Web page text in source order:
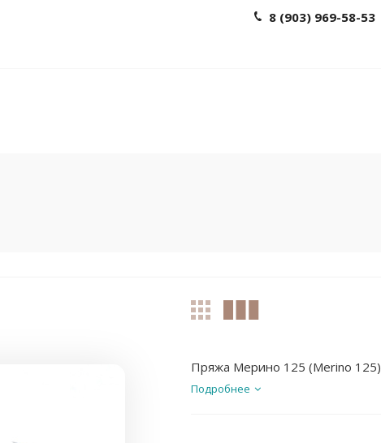
8 (903) 969-58-53
Пряжа Мерино 125 (Merino 125)
Подробнее